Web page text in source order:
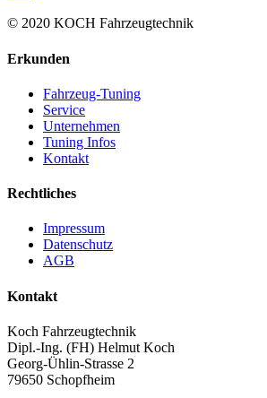
© 2020 KOCH Fahrzeugtechnik
Erkunden
Fahrzeug-Tuning
Service
Unternehmen
Tuning Infos
Kontakt
Rechtliches
Impressum
Datenschutz
AGB
Kontakt
Koch Fahrzeugtechnik
Dipl.-Ing. (FH) Helmut Koch
Georg-Ühlin-Strasse 2
79650 Schopfheim